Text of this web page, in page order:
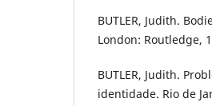
BUTLER, Judith.
London: Routledge,
BUTLER, Judith.
identidade. Rio de